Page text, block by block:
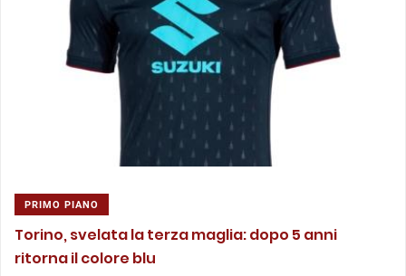
PRIMO PIANO
Torino, svelata la terza maglia: dopo 5 anni
ritorna il colore blu